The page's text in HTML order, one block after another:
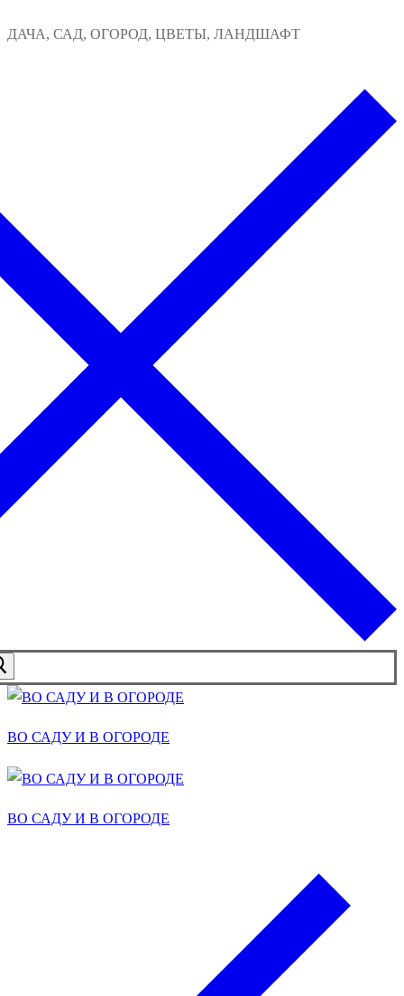
к
ДАЧА, САД, ОГОРОД, ЦВЕТЫ, ЛАНДШАФТ
ВО САДУ И В ОГОРОДЕ
ВО САДУ И В ОГОРОДЕ